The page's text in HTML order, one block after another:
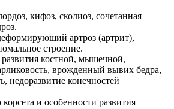
кифоз, сколиоз, сочетанная
артроз (артрит),
строение.
костной, мышечной,
врожденный вывих бедра,
недоразвитие конечностей
и особенности развития